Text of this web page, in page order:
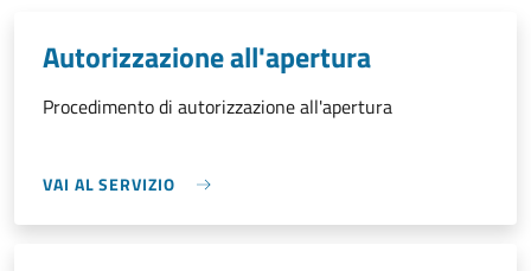
Autorizzazione all'apertura
Procedimento di autorizzazione all'apertura
VAI AL SERVIZIO